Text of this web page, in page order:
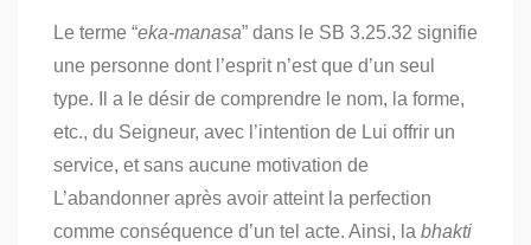
Le terme “eka-manasa” dans le SB 3.25.32 signifie
une personne dont l’esprit n’est que d’un seul
type. Il a le désir de comprendre le nom, la forme,
etc., du Seigneur, avec l’intention de Lui offrir un
service, et sans aucune motivation de
L’abandonner après avoir atteint la perfection
comme conséquence d’un tel acte. Ainsi, la bhakti